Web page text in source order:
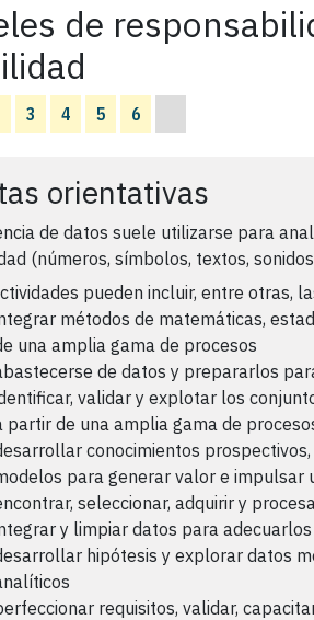
de
3 4 5 6
orientativas
de datos suele utilizarse para
(números, símbolos, textos,
pueden incluir, entre otras,
métodos de matemáticas,
una amplia gama de procesos
de datos y prepararlos
validar y explotar los
partir de una amplia gama de
conocimientos
para generar valor e impulsar
seleccionar, adquirir y
y limpiar datos para
hipótesis y explorar datos
requisitos, validar,